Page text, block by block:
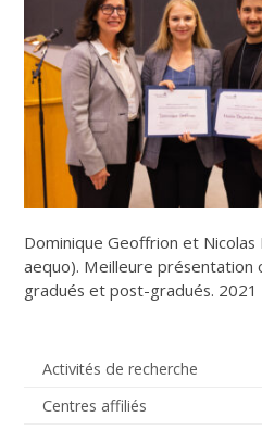
Activités de recherche
Centres affiliés
Dominique Geoffrion et
aequo). Meilleure présentation
gradués et post-gradués. 2021